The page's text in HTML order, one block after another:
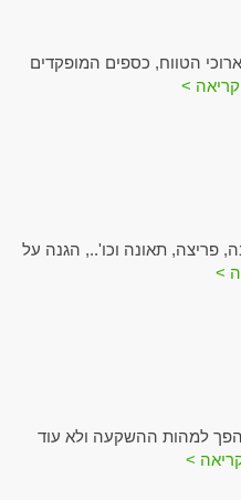
הטווח, כספים המופקדים
>
פריצה, תאונה וכו'.., הגנה על
>
הפך למהות ההשקעה ולא עוד
>